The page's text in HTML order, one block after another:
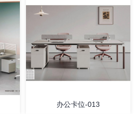
办公卡位-013